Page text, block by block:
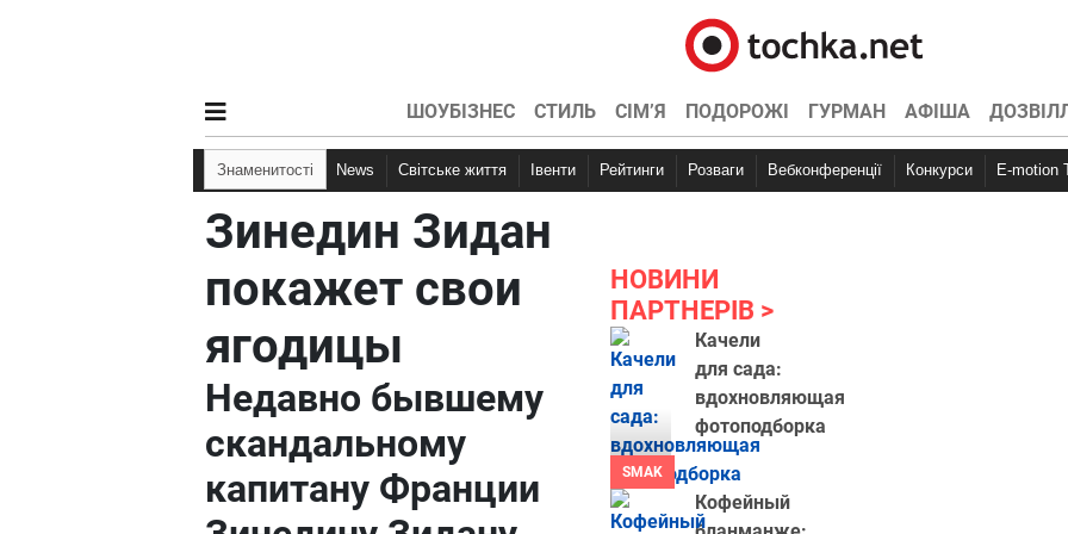
ШОУБІЗНЕС СТИЛЬ СІМ’Я ПОДОРОЖІ ГУРМАН АФІША
Знаменитості News Світське життя Івенти Рейтинги Розваги Вебконференції Конкурси E-motion
Зинедин Зидан
покажет свои
ягодицы
Недавно бывшему
скандальному
капитану Франции
НОВИНИ
ПАРТНЕРІВ
SMAK
Качели
для сада:
вдохновляющая
фотоподборка
Кофейный